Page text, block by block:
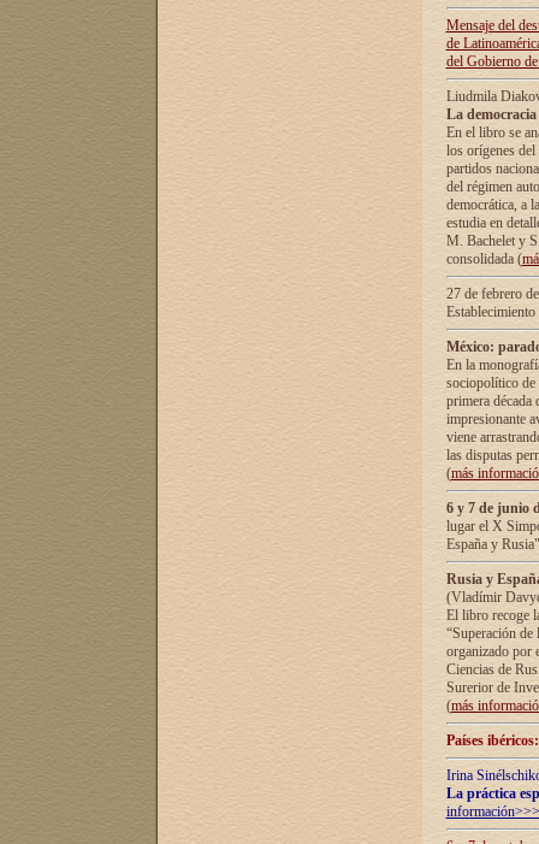
Mensaje del
de
del Gobierno
Liudmila
La
En el libro se
los orígenes
partidos
del régimen
democrática, а
estudia en
М. Bachelet у
consolidada (
27 de febrero
México:
En la
sociopolítico de
primera década
impresionante
viene
las disputas
(más
6 y 7 de junio
lugar el X
España y
Rusia y
(Vladímir
El libro recoge
“Superación
organizado por
Ciencias de
Surerior de
(más
Países
Irina
La práctica
información>>>